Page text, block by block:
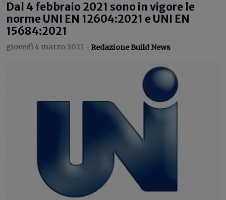
Dal 4 febbraio 2021 sono in vigore le
norme UNI EN 12604:2021 e UNI EN
15684:2021
giovedì 4 marzo 2021 - Redazione Build News